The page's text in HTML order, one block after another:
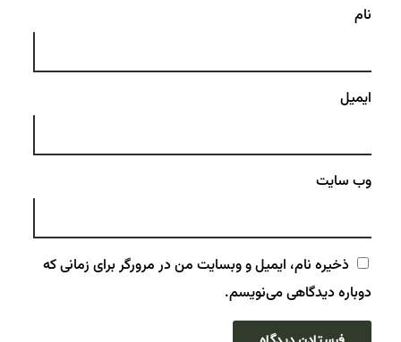
نام
ایمیل
وب‌ سایت
ذخیره نام، ایمیل و وبسایت من در مرورگر برای زمانی که
دوباره دیدگاهی می‌نویسم.